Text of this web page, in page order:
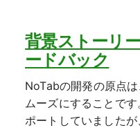
背景ストーリ
ードバック
NoTabの開発の原点
ムーズにすることで
ポートしていました